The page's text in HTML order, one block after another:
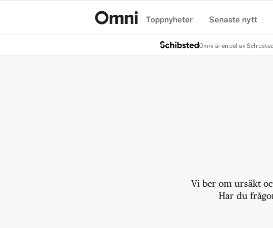
Toppnyheter Senaste nytt
Omni är en del av
Vi ber om ursäkt
Har du